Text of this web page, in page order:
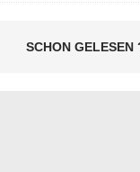
SCHON GELESEN